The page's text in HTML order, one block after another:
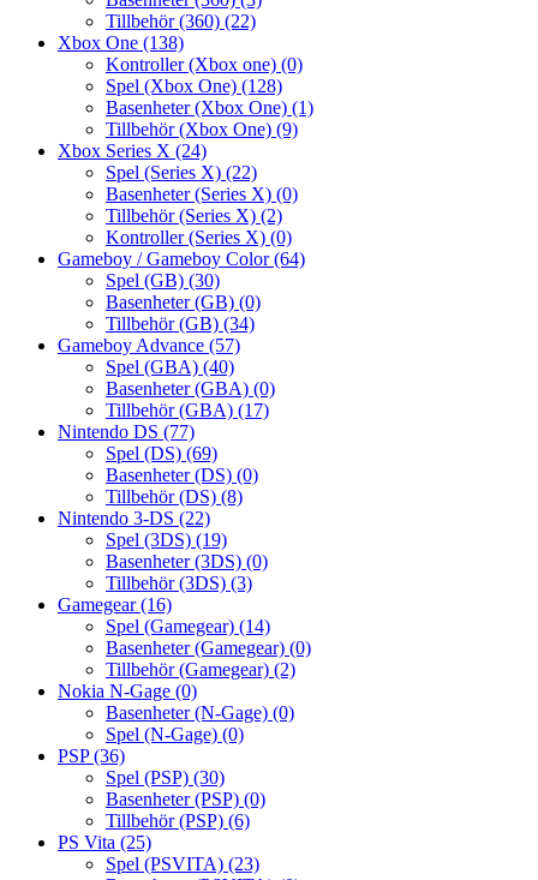
Tillbehör (360) (22)
Xbox One (138)
Kontroller (Xbox one) (0)
Spel (Xbox One) (128)
Basenheter (Xbox One) (1)
Tillbehör (Xbox One) (9)
Xbox Series X (24)
Spel (Series X) (22)
Basenheter (Series X) (0)
Tillbehör (Series X) (2)
Kontroller (Series X) (0)
Gameboy / Gameboy Color(64)
Spel (GB) (30)
Basenheter (GB) (0)
Tillbehör (GB) (34)
Gameboy Advance (57)
Spel (GBA) (40)
Basenheter (GBA) (0)
Tillbehör (GBA) (17)
Nintendo DS (77)
Spel (DS) (69)
Basenheter (DS) (0)
Tillbehör (DS) (8)
Nintendo 3-DS (22)
Spel (3DS) (19)
Basenheter (3DS) (0)
Tillbehör (3DS) (3)
Gamegear(16)
Spel (Gamegear) (14)
Basenheter (Gamegear) (0)
Tillbehör (Gamegear) (2)
Nokia N-Gage (0)
Basenheter (N-Gage) (0)
Spel (N-Gage) (0)
PSP(36)
Spel (PSP) (30)
Basenheter (PSP) (0)
Tillbehör (PSP) (6)
PS Vita (25)
Spel (PSVITA) (23)